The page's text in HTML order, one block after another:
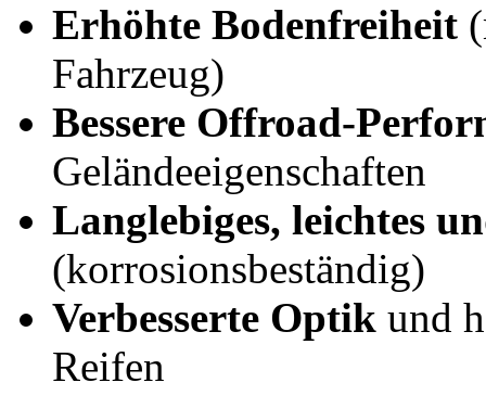
Erhöhte Bodenfreiheit
Fahrzeug)
Bessere Offroad-
Geländeeigenschaften
Langlebiges, leichtes
(korrosionsbeständig)
Verbesserte Optik und
Reifen